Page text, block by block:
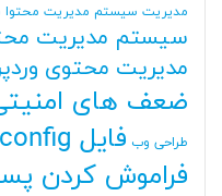
مدیریت سیستم مدیریت محتوا
سیستم مدیریت
مدیریت محتوی
ضعف های
طراحی وب فایل Web.config
فراموش کردن